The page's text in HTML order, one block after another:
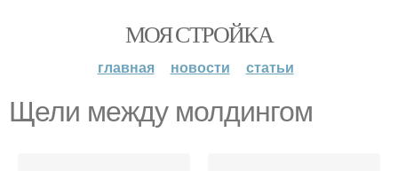
МОЯ СТРОЙКА
главная новости статьи
Щели между молдингом